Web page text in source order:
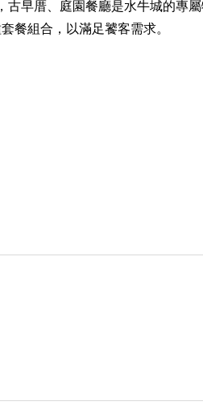
古早厝、庭園餐廳是水牛城的專
餐組合，以滿足饕客需求。